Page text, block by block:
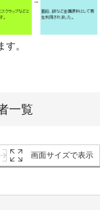
。
一覧
画面サイズで表示